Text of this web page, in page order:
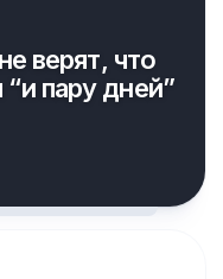
верят, что
пару дней”